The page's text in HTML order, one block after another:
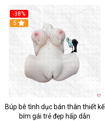
-38%
Hot
5
Búp bê tình dục bán thân thiết kế
bím gái trẻ đẹp hấp dẫn